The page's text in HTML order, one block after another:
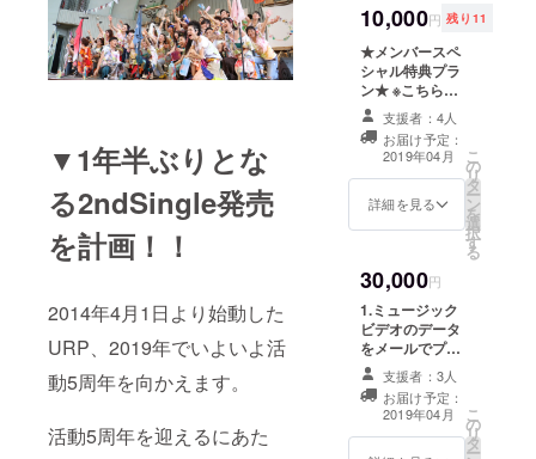
▼1年半ぶりとな
る2ndSingle発売
を計画！！
2014年4月1日より始動した
URP、2019年でいよいよ活
動5周年を向かえます。
活動5周年を迎えるにあた
デオのアンセム
パートにレコー
ディング参加
（収録予定日2月
下旬※ご指定でき
ません。ご了承
下さい。） ※交
通費はご自身で
ご負担下さい。
10,000円 残り11
★メンバースペ
シャル特典プラ
ン★ ※こちらは
追加オプション
のため、他のプ
ランをひとつ以
上ご支援くださ
い。※ メンバー
それぞれが考え
作りアクセサ
リーやご飯。 一
緒にお出かけや
スポーツ、お話
しなど… (時間
制) ご希望のメン
バーをご指名く
ださい。 (日時な
どはメッセージ
にてご相談の上
支援者：4人
お届け予定：
2019年04月
詳細を見る
こ
の
リ
タ
ー
ン
を
選
択
す
る
30,000円
1.ミュージック
ビデオのデータ
をメールでプレ
ゼント 2.ミュー
ジックビデオの
エンドロールに
お名前掲載 3.CD
製作時、クレ
支援者：3人
お届け予定：
2019年04月
こ
の
リ
タ
ー